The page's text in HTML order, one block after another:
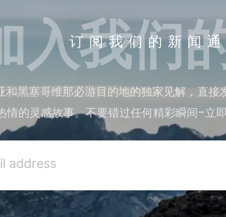
订阅我们的新闻
入我们
和黑塞哥维那必游目的地的独家见解，直
情的灵感故事。不要错过任何精彩瞬间–立